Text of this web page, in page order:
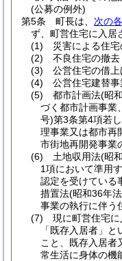
(公募の例外)
第5条
町長は、 次の
ず、町営住宅に入居
(1)
災害による住宅
(2)
不良住宅の撤去
(3)
公営住宅の借
(4)
公営住宅建替
(5)
都市計画法(昭
づく都市計画事業
号)第3条第4項若
理事業又は都市再
市街地再開発事業
(6)
土地収用法(昭
1項において準用
認定を受けている
措置法(昭和36年
事業の執行に伴う
(7)
現に町営住宅
「既存入居者」と
こと、既存入居者
常生活に身体の機